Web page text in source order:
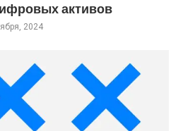
активов
2024